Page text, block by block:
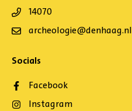
14070
archeologie@denhaag.nl
Socials
Facebook
Instagram